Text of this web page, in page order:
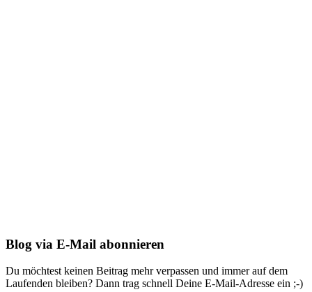
Blog via E-Mail abonnieren
Du möchtest keinen Beitrag mehr verpassen und immer auf dem
Laufenden bleiben? Dann trag schnell Deine E-Mail-Adresse ein ;-)